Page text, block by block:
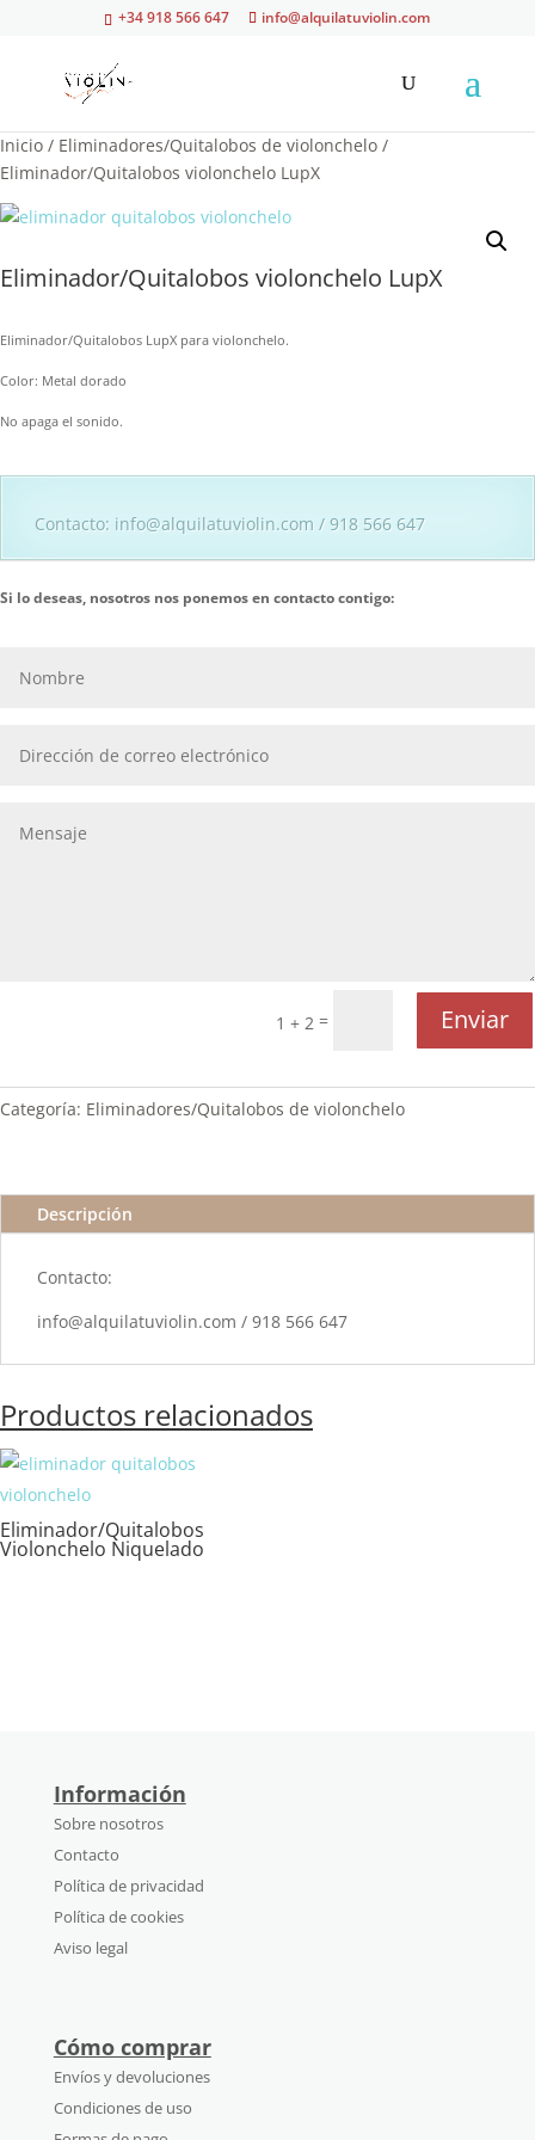
+34 918 566 647 info@alquilatuviolin.com
Inicio / Eliminadores/Quitalobos de violonchelo /
Eliminador/Quitalobos violonchelo LupX
Eliminador/Quitalobos violonchelo LupX
Eliminador/Quitalobos LupX para violonchelo.
Color: Metal dorado
No apaga el sonido.
Contacto: info@alquilatuviolin.com / 918 566 647
Si lo deseas, nosotros nos ponemos en contacto contigo:
1 + 2 = Enviar
Categoría: Eliminadores/Quitalobos de violonchelo
Descripción
Contacto:
info@alquilatuviolin.com / 918 566 647
Productos relacionados
Eliminador/Quitalobos
Violonchelo Niquelado
Información
Sobre nosotros
Contacto
Política de privacidad
Política de cookies
Aviso legal
Cómo comprar
Envíos y devoluciones
Condiciones de uso